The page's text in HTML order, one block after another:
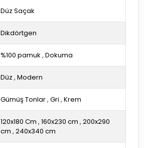
Düz Saçak
Dikdörtgen
%100 pamuk , Dokuma
Düz , Modern
Gümüş Tonlar, Gri , Krem
120x180 Cm , 160x230 cm , 200x290
cm , 240x340 cm